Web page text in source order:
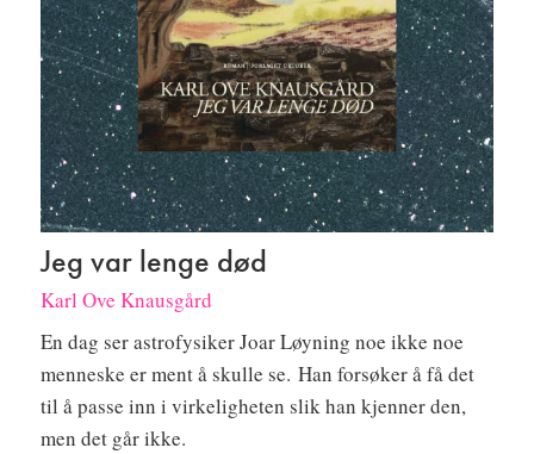
Jeg var lenge død
Karl Ove Knausgård
En dag ser astrofysiker Joar Løyning noe ikke noe
menneske er ment å skulle se. Han forsøker å få det
til å passe inn i virkeligheten slik han kjenner den,
men det går ikke.